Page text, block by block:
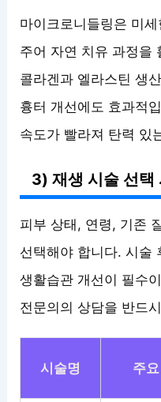
마이크로니들링은 미
주어 자연 치유 과정을
콜라겐과 엘라스틴 생
흉터 개선에도 효과적
속도가 빨라져 탄력 있
3) 재생 시술 선택
피부 상태, 연령, 기존
선택해야 합니다. 시술
생활습관 개선이 필수
전문의의 상담을 반드
시술명 주